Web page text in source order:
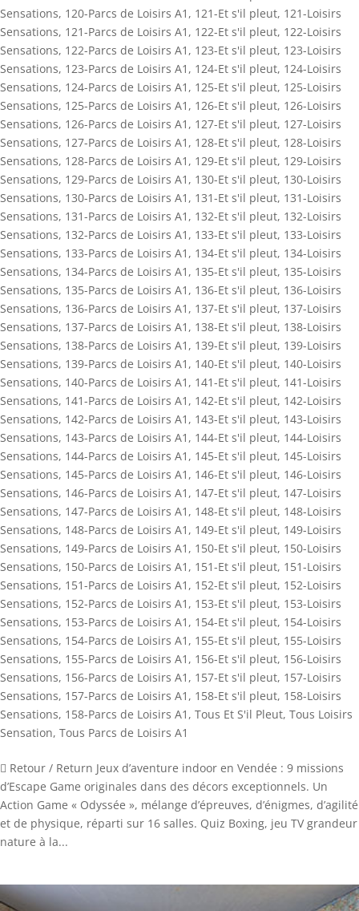
Sensations, 120-Parcs de Loisirs A1 , 121-Et s'il pleut, 121-Loisirs
Sensations, 121-Parcs de Loisirs A1 , 122-Et s'il pleut, 122-Loisirs
Sensations, 122-Parcs de Loisirs A1 , 123-Et s'il pleut, 123-Loisirs
Sensations, 123-Parcs de Loisirs A1 , 124-Et s'il pleut, 124-Loisirs
Sensations, 124-Parcs de Loisirs A1 , 125-Et s'il pleut, 125-Loisirs
Sensations, 125-Parcs de Loisirs A1 , 126-Et s'il pleut, 126-Loisirs
Sensations, 126-Parcs de Loisirs A1 , 127-Et s'il pleut, 127-Loisirs
Sensations, 127-Parcs de Loisirs A1 , 128-Et s'il pleut, 128-Loisirs
Sensations, 128-Parcs de Loisirs A1 , 129-Et s'il pleut, 129-Loisirs
Sensations, 129-Parcs de Loisirs A1 , 130-Et s'il pleut, 130-Loisirs
Sensations, 130-Parcs de Loisirs A1 , 131-Et s'il pleut, 131-Loisirs
Sensations, 131-Parcs de Loisirs A1 , 132-Et s'il pleut, 132-Loisirs
Sensations, 132-Parcs de Loisirs A1 , 133-Et s'il pleut, 133-Loisirs
Sensations, 133-Parcs de Loisirs A1 , 134-Et s'il pleut, 134-Loisirs
Sensations, 134-Parcs de Loisirs A1 , 135-Et s'il pleut, 135-Loisirs
Sensations, 135-Parcs de Loisirs A1 , 136-Et s'il pleut, 136-Loisirs
Sensations, 136-Parcs de Loisirs A1 , 137-Et s'il pleut, 137-Loisirs
Sensations, 137-Parcs de Loisirs A1 , 138-Et s'il pleut, 138-Loisirs
Sensations, 138-Parcs de Loisirs A1 , 139-Et s'il pleut, 139-Loisirs
Sensations, 139-Parcs de Loisirs A1 , 140-Et s'il pleut, 140-Loisirs
Sensations, 140-Parcs de Loisirs A1 , 141-Et s'il pleut, 141-Loisirs
Sensations, 141-Parcs de Loisirs A1 , 142-Et s'il pleut, 142-Loisirs
Sensations, 142-Parcs de Loisirs A1 , 143-Et s'il pleut, 143-Loisirs
Sensations, 143-Parcs de Loisirs A1 , 144-Et s'il pleut, 144-Loisirs
Sensations, 144-Parcs de Loisirs A1 , 145-Et s'il pleut, 145-Loisirs
Sensations, 145-Parcs de Loisirs A1 , 146-Et s'il pleut, 146-Loisirs
Sensations, 146-Parcs de Loisirs A1 , 147-Et s'il pleut, 147-Loisirs
Sensations, 147-Parcs de Loisirs A1 , 148-Et s'il pleut, 148-Loisirs
Sensations, 148-Parcs de Loisirs A1 , 149-Et s'il pleut, 149-Loisirs
Sensations, 149-Parcs de Loisirs A1 , 150-Et s'il pleut, 150-Loisirs
Sensations, 150-Parcs de Loisirs A1 , 151-Et s'il pleut, 151-Loisirs
Sensations, 151-Parcs de Loisirs A1 , 152-Et s'il pleut, 152-Loisirs
Sensations, 152-Parcs de Loisirs A1 , 153-Et s'il pleut, 153-Loisirs
Sensations, 153-Parcs de Loisirs A1 , 154-Et s'il pleut, 154-Loisirs
Sensations, 154-Parcs de Loisirs A1 , 155-Et s'il pleut, 155-Loisirs
Sensations, 155-Parcs de Loisirs A1 , 156-Et s'il pleut, 156-Loisirs
Sensations, 156-Parcs de Loisirs A1 , 157-Et s'il pleut, 157-Loisirs
Sensations, 157-Parcs de Loisirs A1 , 158-Et s'il pleut, 158-Loisirs
Sensations, 158-Parcs de Loisirs A1 , Tous Et S'il Pleut, Tous Loisirs
Sensation, Tous Parcs de Loisirs A1
 Retour / Return Jeux d’aventure indoor en Vendée : 9 missions
d’Escape Game originales dans des décors exceptionnels. Un
Action Game « Odyssée », mélange d’épreuves, d’énigmes, d’agilité
et de physique, réparti sur 16 salles. Quiz Boxing, jeu TV grandeur
nature à la...